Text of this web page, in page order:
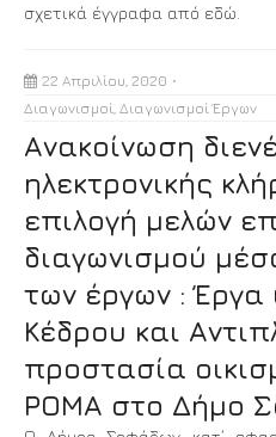
σχετικά έγγραφα από εδώ.
22 Απριλίου, 2020
Διαγωνισμοί Διαγωνισμοί Έργων
Aνακοίνωση
ηλεκτρονικής
επιλογή μελών
διαγωνισμού
των έργων : Έργα
Κέδρου και
προστασία
ΡΟΜΑ στο Δήμο